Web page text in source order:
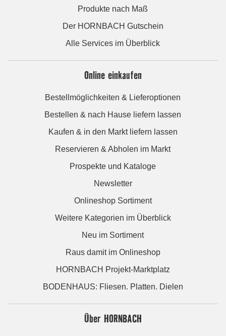
Produkte nach Maß
Der HORNBACH Gutschein
Alle Services im Überblick
Online einkaufen
Bestellmöglichkeiten & Lieferoptionen
Bestellen & nach Hause liefern lassen
Kaufen & in den Markt liefern lassen
Reservieren & Abholen im Markt
Prospekte und Kataloge
Newsletter
Onlineshop Sortiment
Weitere Kategorien im Überblick
Neu im Sortiment
Raus damit im Onlineshop
HORNBACH Projekt-Marktplatz
BODENHAUS: Fliesen. Platten. Dielen
Über HORNBACH